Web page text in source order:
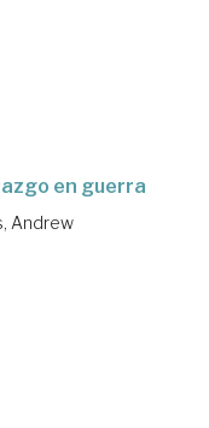
en guerra
Andrew